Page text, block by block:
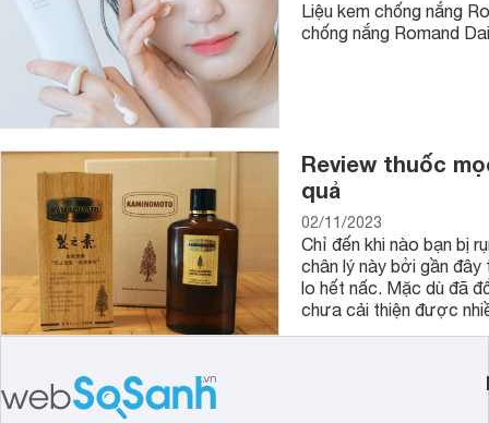
5. Kem nền
Kem nền cực kỳ quan yếu đối với bộ điểm trang cá nhân.
Ngoài ra, trong 1 vài dòng kem nền còn mang tích hợp
khỏi những tác nhân với hại từ tia nắng mặt trời.
Nếu như phấn trang điểm có thể giúp da mịn màng, trông
thì kem nền được sinh ra để nhất quyết cho lớp phấn, giữ
Khi lựa mua kem nền, hãy chọn kem sở hữu màu trùng với
hợp nhất nhé!
6. Kem che khuyết điểm
Liệu kem chống nắng
chống nắng Romand
Review thuốc
quả
02/11/2023
Chỉ đến khi nào bạn bị
chân lý này bởi gần
lo hết nấc. Mặc dù đã
chưa cải thiện được